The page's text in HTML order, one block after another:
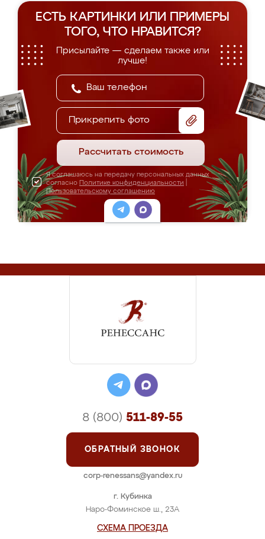
ЕСТЬ КАРТИНКИ ИЛИ ПРИМЕРЫ
ТОГО, ЧТО НРАВИТСЯ?
Присылайте — сделаем также или
лучше!
Прикрепить фото
Рассчитать стоимость
Я соглашаюсь на передачу персональных данных
согласно Политике конфиденциальности
Пользовательскому соглашению
г. Кубинка
Наро-Фоминское ш., 23А
СХЕМА ПРОЕЗДА
8 (800) 511-89-55
ОБРАТНЫЙ ЗВОНОК
corp-renessans@yandex.ru